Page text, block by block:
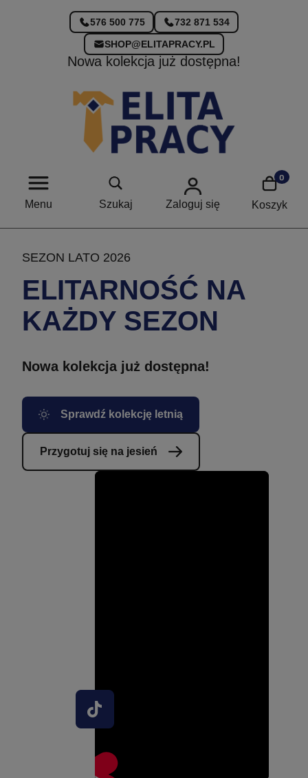
576 500 775
732 871 534
SHOP@ELITAPRACY.PL
Nowa kolekcja już dostępna!
Menu Szukaj Zaloguj się Koszyk
SEZON LATO 2026
ELITARNOŚĆ NA
KAŻDY SEZON
Nowa kolekcja już dostępna!
Sprawdź kolekcję letnią
Przygotuj się na jesień